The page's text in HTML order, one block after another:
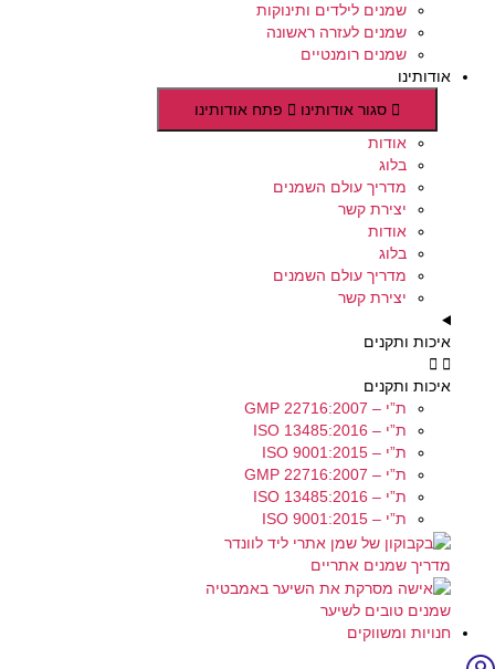
שמנים לילדים ותינוקות
שמנים לעזרה ראשונה
שמנים רומנטיים
אודותינו
סגור אודותינו
פתח אודותינו
אודות
בלוג
מדריך עולם השמנים
יצירת קשר
אודות
בלוג
מדריך עולם השמנים
יצירת קשר
איכות ותקנים
איכות ותקנים
ת”י – GMP 22716:2007
ת”י – ISO 13485:2016
ת”י – ISO 9001:2015
ת”י – GMP 22716:2007
ת”י – ISO 13485:2016
ת”י – ISO 9001:2015
מדריך שמנים אתריים
שמנים טובים לשיער
חנויות ומשווקים